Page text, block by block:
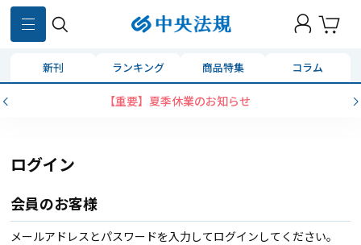
新刊 ランキング 商品特集 コラム
【重要】夏季休業のお知らせ
ログイン
会員のお客様
メールアドレスとパスワードを入力してログインしてください。